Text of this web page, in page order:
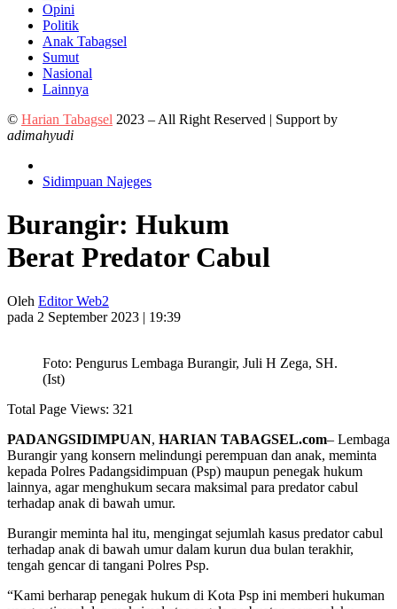
Opini
Politik
Anak Tabagsel
Sumut
Nasional
Lainnya
© Harian Tabagsel 2023 – All Right Reserved | Support by
adimahyudi
Sidimpuan Najeges
Burangir: Hukum
Berat Predator Cabul
Oleh Editor Web2
pada 2 September 2023 | 19:39
Foto: Pengurus Lembaga Burangir, Juli H Zega, SH.
(Ist)
Total Page Views: 321
PADANGSIDIMPUAN, HARIAN TABAGSEL.com– Lembaga
Burangir yang konsern melindungi perempuan dan anak, meminta
kepada Polres Padangsidimpuan (Psp) maupun penegak hukum
lainnya, agar menghukum secara maksimal para predator cabul
terhadap anak di bawah umur.
Burangir meminta hal itu, mengingat sejumlah kasus predator cabul
terhadap anak di bawah umur dalam kurun dua bulan terakhir,
tengah gencar di tangani Polres Psp.
“Kami berharap penegak hukum di Kota Psp ini memberi hukuman